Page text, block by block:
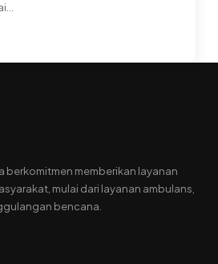
berkomitmen memberikan layanan
mulai dari layanan ambulans,
bencana.